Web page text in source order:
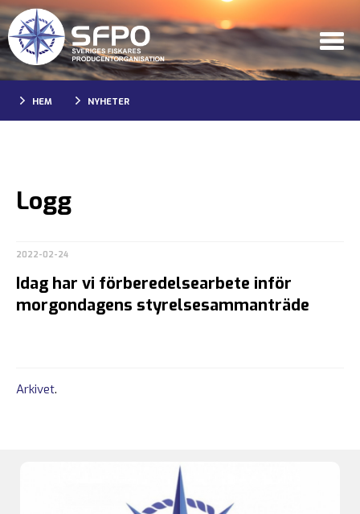
HEM NYHETER
Logg
2022-02-24
Idag har vi förberedelsearbete inför
morgondagens styrelsesammanträde
Arkivet.